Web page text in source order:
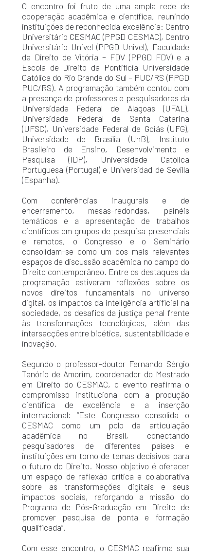
O encontro foi fruto de uma ampla rede de
cooperação acadêmica e científica, reunindo
instituições de reconhecida excelência: Centro
Universitário CESMAC (PPGD CESMAC), Centro
Universitário Univel (PPGD Univel), Faculdade
de Direito de Vitória – FDV (PPGD FDV) e a
Escola de Direito da Pontifícia Universidade
Católica do Rio Grande do Sul – PUC/RS (PPGD
PUC/RS). A programação também contou com
a presença de professores e pesquisadores da
Universidade Federal de Alagoas (UFAL),
Universidade Federal de Santa Catarina
(UFSC), Universidade Federal de Goiás (UFG),
Universidade de Brasília (UnB), Instituto
Brasileiro de Ensino, Desenvolvimento e
Pesquisa (IDP), Universidade Católica
Portuguesa (Portugal) e Universidad de Sevilla
(Espanha).
Com conferências inaugurais e de
encerramento, mesas-redondas, painéis
temáticos e a apresentação de trabalhos
científicos em grupos de pesquisa presenciais
e remotos, o Congresso e o Seminário
consolidam-se como um dos mais relevantes
espaços de discussão acadêmica no campo do
Direito contemporâneo. Entre os destaques da
programação estiveram reflexões sobre os
novos direitos fundamentais no universo
digital, os impactos da inteligência artificial na
sociedade, os desafios da justiça penal frente
às transformações tecnológicas, além das
intersecções entre bioética, sustentabilidade e
inovação.
Segundo o professor-doutor Fernando Sérgio
Tenório de Amorim, coordenador do Mestrado
em Direito do CESMAC, o evento reafirma o
compromisso institucional com a produção
científica de excelência e a inserção
internacional: “Este Congresso consolida o
CESMAC como um polo de articulação
acadêmica no Brasil, conectando
pesquisadores de diferentes países e
instituições em torno de temas decisivos para
o futuro do Direito. Nosso objetivo é oferecer
um espaço de reflexão crítica e colaborativa
sobre as transformações digitais e seus
impactos sociais, reforçando a missão do
Programa de Pós-Graduação em Direito de
promover pesquisa de ponta e formação
qualificada”.
Com esse encontro, o CESMAC reafirma sua